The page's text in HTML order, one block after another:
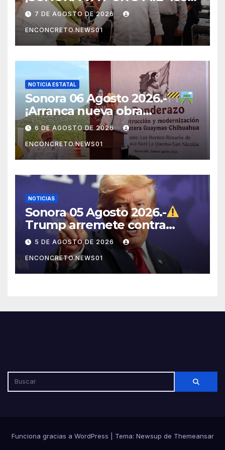
NUEVAS VIVIENDAS!
DURAZO IMPULSA EL
PROGRAMA DE VIVIENDA
PARA EL BIENESTAR
7 DE AGOSTO DE 2026
ENCONCRETO.NEWS01
NOTICIA ESTATAL
Sonora 06 Agosto 2026.-
¡Arranca nueva obra
carretera en Sonora!
6 DE AGOSTO DE 2026
ENCONCRETO.NEWS01
NOTICIAS
Sonora 05 Agosto 2026.-
Trump arremete contra
México, Canadá y otras
potencias por supuestos
abusos comerciales
5 DE AGOSTO DE 2026
ENCONCRETO.NEWS01
Funciona gracias a WordPress Tema: Newsup de Themeansar